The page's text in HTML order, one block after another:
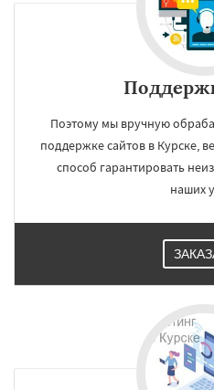
Поэтому мы вручную
поддержке сайтов в Курске,
способ гарантировать
наших